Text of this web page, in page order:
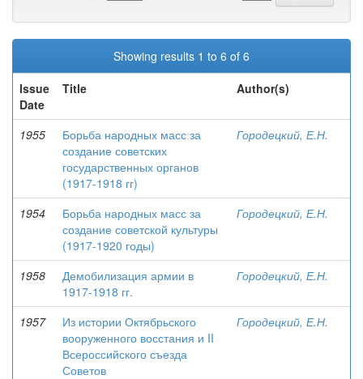
Showing results 1 to 6 of 6
Issue
Date
Title Author(s)
1955
Борьба народных масс за
создание советских
государственных органов
(1917-1918 гг)
Городецкий, Е.Н.
1954
Борьба народных масс за
создание советской культуры
(1917-1920 годы)
Городецкий, Е.Н.
1958
Демобилизация армии в
1917-1918 гг.
Городецкий, Е.Н.
1957
Из истории Октябрьского
вооруженного восстания и II
Всероссийского съезда
Советов
Городецкий, Е.Н.